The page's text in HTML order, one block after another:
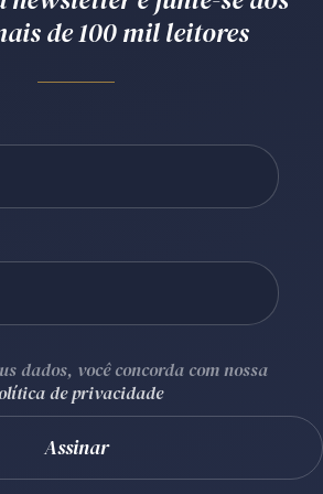
Receba por RSS
/PR CEP80240-000
de 100 mil leitores
dados, você concorda com nossa
de privacidade